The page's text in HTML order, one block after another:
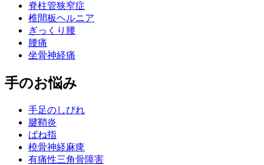
脊柱管狭窄症
椎間板ヘルニア
ぎっくり腰
腰痛
坐骨神経痛
手のお悩み
手足のしびれ
腱鞘炎
ばね指
橈骨神経麻痺
有痛性三角骨障害